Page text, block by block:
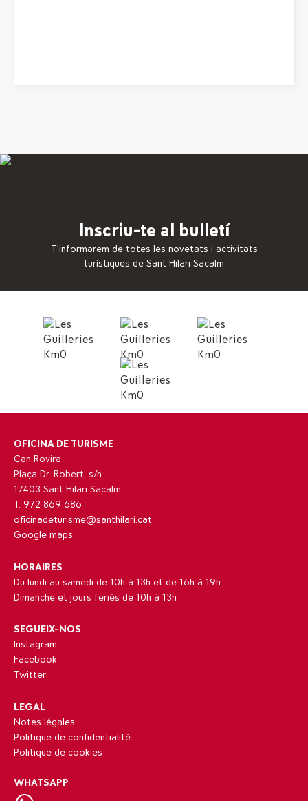
Inscriu-te al bulletí
T’informarem de totes les novetats i activitats
turístiques de Sant Hilari Sacalm
OFICINA DE TURISME
Can Rovira
Plaça Dr. Robert, s/n
17403 Sant Hilari Sacalm
T. 972 869 686
oficinadeturisme@santhilari.cat
Google maps
HORAIRES
Du lundi au samedi de 10h à 13h et de 16h à 19h
Dimanche et jours feriés de 10h à 13h
SEGUEIX-NOS
Instagram
Facebook
Twitter
LEGAL
Notes légales
Politique de confidentialité
Politique de cookies
WHATSAPP